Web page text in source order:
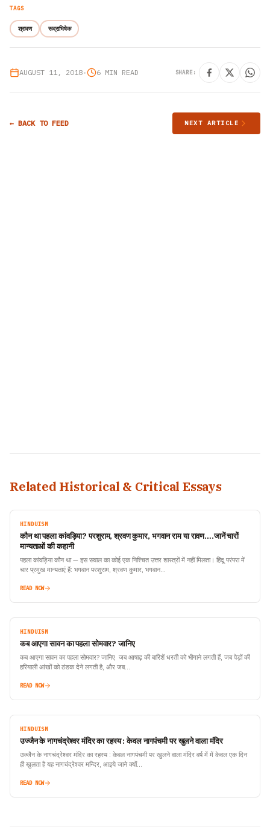
TAGS
श्रावण रूद्राभिषेक
AUGUST 11, 2018• 6 MIN READ SHARE:
← BACK TO FEED NEXT ARTICLE
Related Historical & Critical Essays
HINDUISM
कौन था पहला कांवड़िया? परशुराम, श्रवण कुमार, भगवान राम या रावण….जानें चारों
मान्यताओं की कहानी
पहला कांवड़िया कौन था — इस सवाल का कोई एक निश्चित उत्तर शास्त्रों में नहीं मिलता। हिंदू परंपरा में
चार प्रमुख मान्यताएं हैं: भगवान परशुराम, श्रवण कुमार, भगवान…
READ NOW
HINDUISM
कब आएगा सावन का पहला सोमवार? जानिए
कब आएगा सावन का पहला सोमवार? जानिए जब आषाढ़ की बारिशें धरती को भीगाने लगती हैं, जब पेड़ों की
हरियाली आंखों को ठंडक देने लगती है, और जब…
READ NOW
HINDUISM
उज्जैन के नागचंद्रेश्वर मंदिर का रहस्य : केवल नागपंचमी पर खुलने वाला मंदिर
उज्जैन के नागचंद्रेश्वर मंदिर का रहस्य : केवल नागपंचमी पर खुलने वाला मंदिर वर्ष में में केवल एक दिन
ही खुलता है यह नागचंद्रेश्वर मन्दिर, आइये जाने क्यों…
READ NOW